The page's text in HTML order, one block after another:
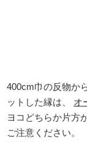
400cm巾の反物か
ットした縁は、 オ
ヨコどちらか片方
ご注意ください。